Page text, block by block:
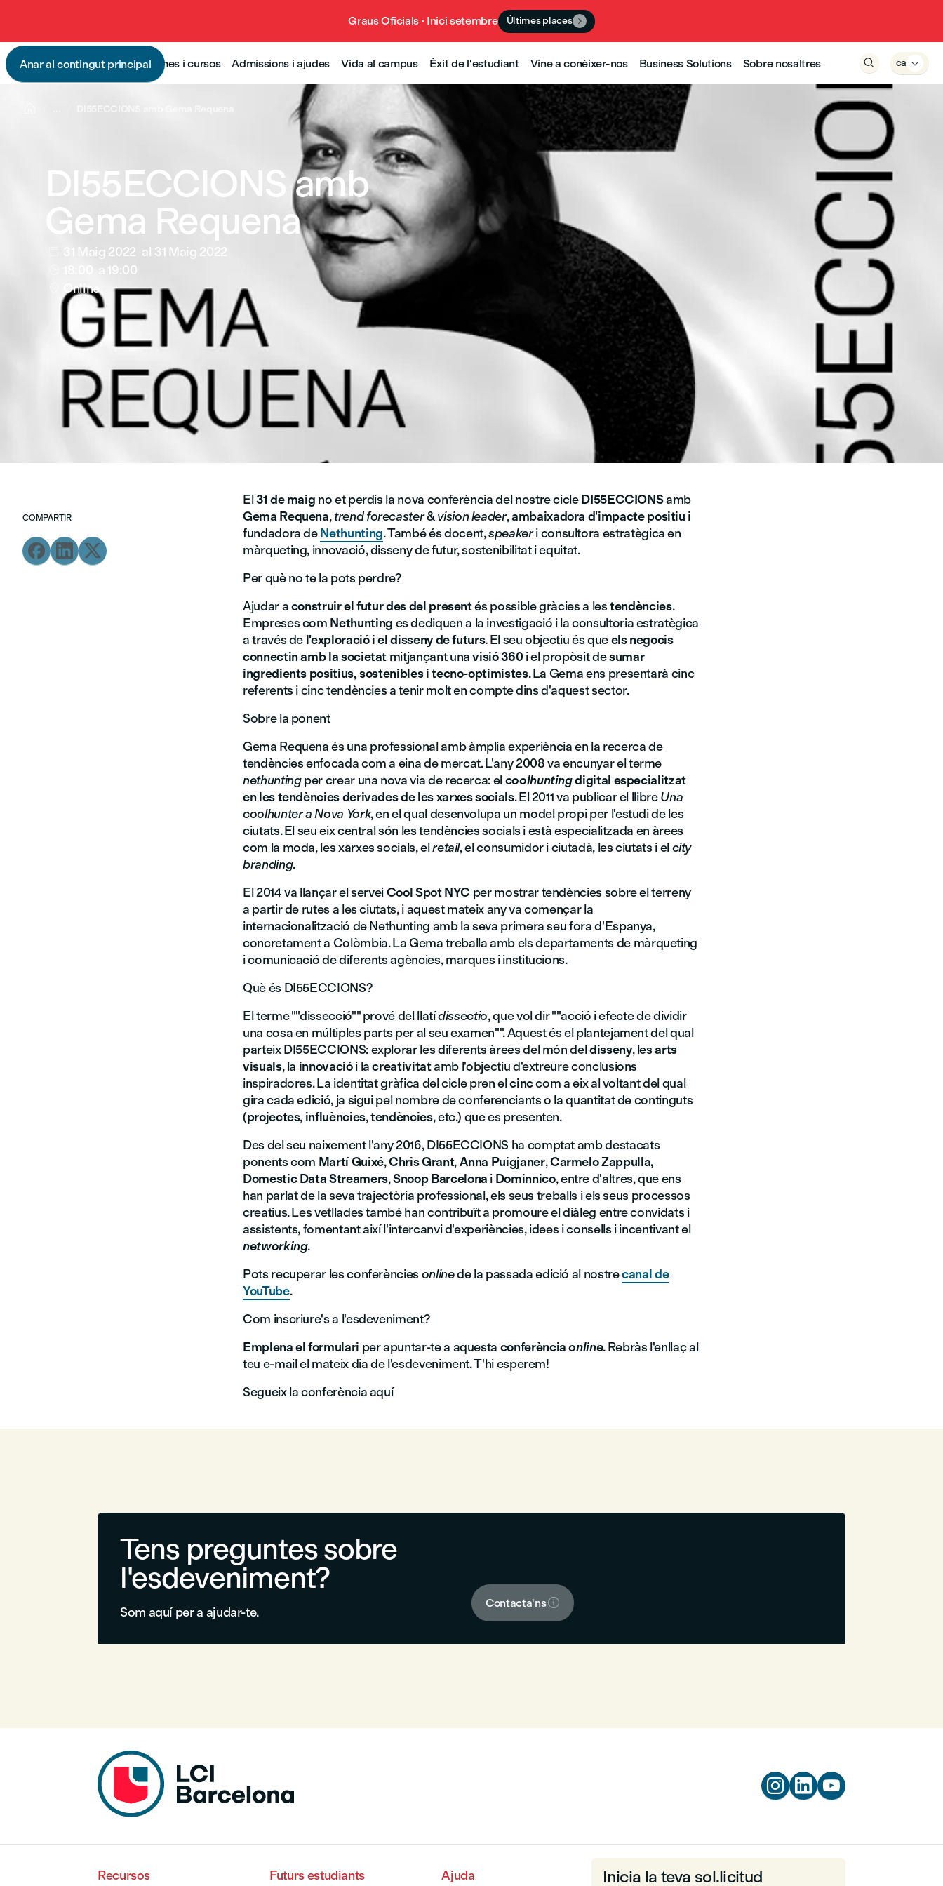
Graus Oficials · Inici setembre Últimes places 
Anar al contingut principalProgrames i cursos Admissions i ajudes Vida al campus Èxit de l'estudiant Vine a conèixer-nos Business Solutions Sobre nosaltres  ca 
DI55ECCIONS amb
Gema Requena
31 Maig 2022 al 31 Maig 2022
a 19:00
Online.
COMPARTIR
  
El31 de maig no et perdis la nova conferència del nostre cicleDI55ECCIONSamb
Gema Requena,trend forecaster&vision leader,ambaixadora d'impacte positiu i
fundadora deNethunting. També és docent,speakeri consultora estratègica en
màrqueting, innovació, disseny de futur, sostenibilitat i equitat.
Per què no te la pots perdre?
Ajudar aconstruir el futur des del presentés possible gràcies a lestendències.
Empreses com Nethunting es dediquen a la investigació i la consultoria estratègica
a través de l'exploració i el disseny de futurs. El seu objectiu és queels negocis
connectin amb la societat mitjançant unavisió 360i el propòsit desumar
ingredients positius, sostenibles i tecno-optimistes. La Gema ens presentarà cinc
referents i cinc tendències a tenir molt en compte dins d'aquest sector.
Sobre la ponent
Gema Requena és una professional amb àmplia experiència en la recerca de
tendències enfocada com a eina de mercat. L'any 2008 va encunyar el terme
nethuntingper crear una nova via de recerca: elcoolhuntingdigital especialitzat
en les tendències derivades de les xarxes socials. El 2011 va publicar el llibreUna
coolhunter a Nova York, en el qual desenvolupa un model propi per l'estudi de les
ciutats. El seu eix central són les tendències socials i està especialitzada en àrees
com la moda, les xarxes socials, elretail, el consumidor i ciutadà, les ciutats i elcity
branding.
El 2014 va llançar el serveiCool Spot NYC per mostrar tendències sobre el terreny
a partir de rutes a les ciutats, i aquest mateix any va començar la
internacionalització de Nethunting amb la seva primera seu fora d'Espanya,
concretament a Colòmbia. La Gema treballa amb els departaments de màrqueting
i comunicació de diferents agències, marques i institucions.
Què és DI55ECCIONS?
El terme ""dissecció"" prové del llatídissectio, que vol dir ""acció i efecte de dividir
una cosa en múltiples parts per al seu examen"". Aquest és el plantejament del qual
parteix DI55ECCIONS: explorar les diferents àrees del món deldisseny, lesarts
visuals, la innovaciói lacreativitatamb l'objectiu d'extreure conclusions
inspiradores. La identitat gràfica del cicle pren elcinccom a eix al voltant del qual
gira cada edició, ja sigui pel nombre de conferenciants o la quantitat de continguts
(projectes, influències,tendències, etc.) que es presenten.
Des del seu naixement l'any 2016, DI55ECCIONS ha comptat amb destacats
ponents com Martí Guixé,Chris Grant,Anna Puigjaner,Carmelo Zappulla,
Domestic Data Streamers,Snoop Barcelona i Dominnico, entre d'altres, que ens
han parlat de la seva trajectòria professional, els seus treballs i els seus processos
creatius. Les vetllades també han contribuït a promoure el diàleg entre convidats i
assistents, fomentant així l'intercanvi d'experiències, idees i consells i incentivant el
networking.
Pots recuperar les conferènciesonlinede la passada edició al nostrecanal de
YouTube.
Com inscriure's a l'esdeveniment?
Emplena el formulari per apuntar-te a aquesta conferènciaonline. Rebràs l'enllaç al
teu e-mail el mateix dia de l'esdeveniment. T'hi esperem!
Segueix la conferència aquí
Tens preguntes sobre
l'esdeveniment?
Som aquí per a ajudar-te.
Contacta'ns
  
Recursos Futurs estudiants Ajuda Inicia la teva sol.licitud